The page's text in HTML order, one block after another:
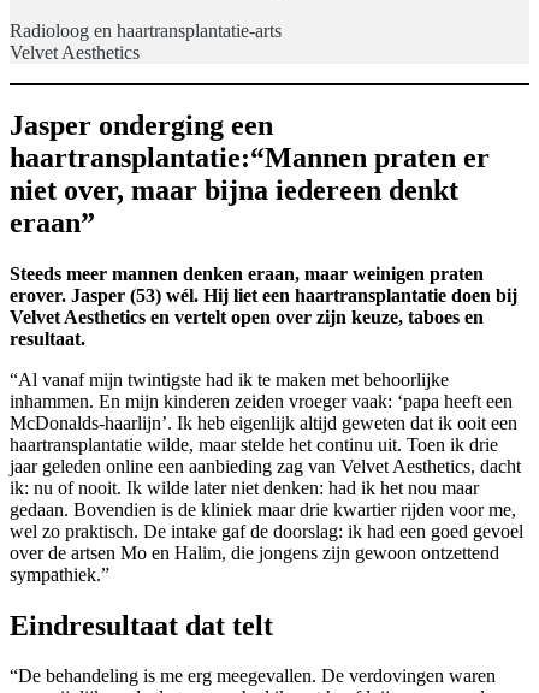
Radioloog en haartransplantatie-arts
Velvet Aesthetics
Jasper onderging een
haartransplantatie:“Mannen praten er
niet over, maar bijna iedereen denkt
eraan”
Steeds meer mannen denken eraan, maar weinigen praten
erover. Jasper (53) wél. Hij liet een haartransplantatie doen bij
Velvet Aesthetics en vertelt open over zijn keuze, taboes en
resultaat.
“Al vanaf mijn twintigste had ik te maken met behoorlijke
inhammen. En mijn kinderen zeiden vroeger vaak: ‘papa heeft een
McDonalds-haarlijn’. Ik heb eigenlijk altijd geweten dat ik ooit een
haartransplantatie wilde, maar stelde het continu uit. Toen ik drie
jaar geleden online een aanbieding zag van Velvet Aesthetics, dacht
ik: nu of nooit. Ik wilde later niet denken: had ik het nou maar
gedaan. Bovendien is de kliniek maar drie kwartier rijden voor me,
wel zo praktisch. De intake gaf de doorslag: ik had een goed gevoel
over de artsen Mo en Halim, die jongens zijn gewoon ontzettend
sympathiek.”
Eindresultaat dat telt
“De behandeling is me erg meegevallen. De verdovingen waren